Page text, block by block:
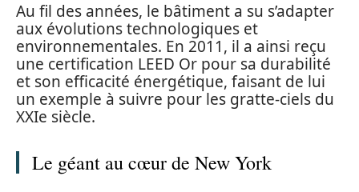
Au fil des années, le bâtiment a su s’adapter
aux évolutions technologiques et
environnementales. En 2011, il a ainsi reçu
une certification LEED Or pour sa durabilité
et son efficacité énergétique, faisant de lui
un exemple à suivre pour les gratte-ciels du
XXIe siècle.
Le géant au cœur de New York